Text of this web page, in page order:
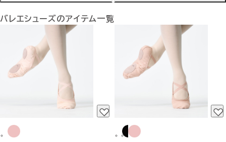
バレエシューズのアイテム一覧